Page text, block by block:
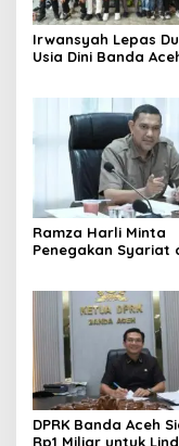
Irwansyah Lepas
Usia Dini Banda
Ramza Harli Minta
Penegakan Syariat
DPRK Banda Aceh
Rp1 Miliar untuk